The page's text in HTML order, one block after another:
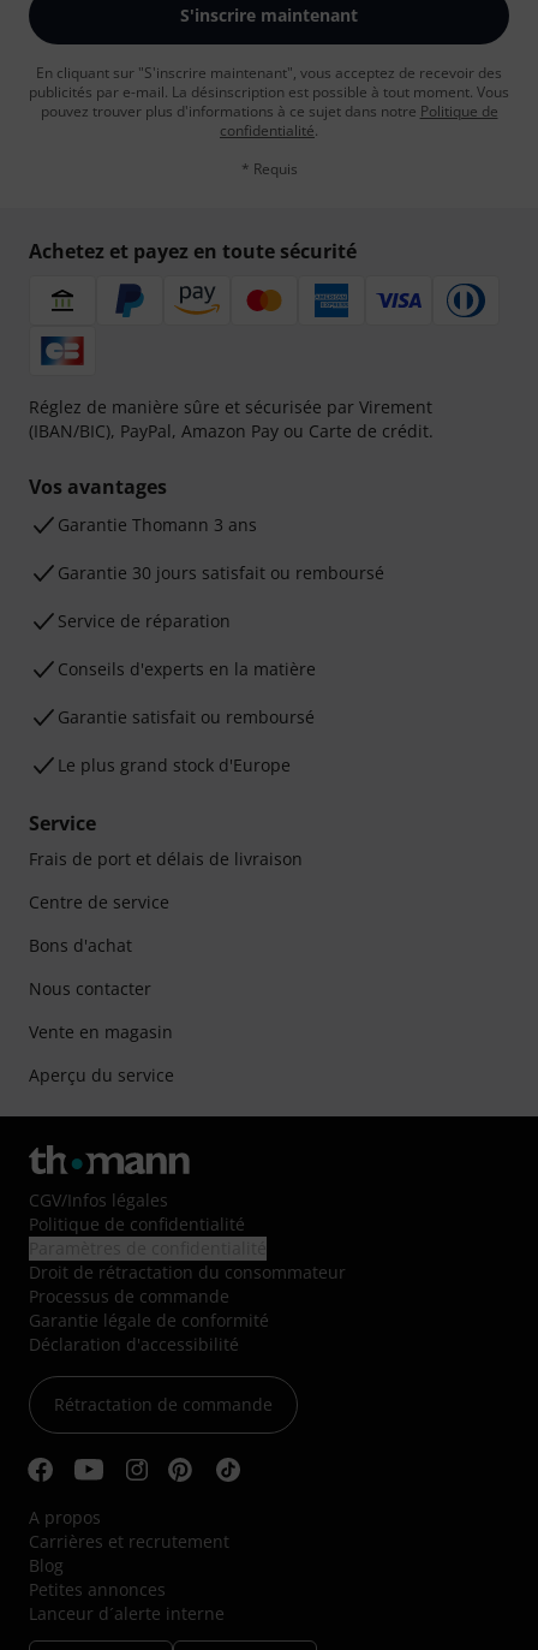
S'inscrire maintenant
En cliquant sur "S'inscrire maintenant", vous acceptez de recevoir des
publicités par e-mail. La désinscription est possible à tout moment. Vous
pouvez trouver plus d'informations à ce sujet dans notre Politique de
confidentialité.
* Requis
Achetez et payez en toute sécurité
Réglez de manière sûre et sécurisée par Virement
(IBAN/BIC), PayPal, Amazon Pay ou Carte de crédit.
Vos avantages
Ga­ran­tie Thomann 3 ans
Garantie 30 jours satisfait ou remboursé
Service de réparation
Conseils d'experts en la matière
Garantie satisfait ou remboursé
Le plus grand stock d'Europe
Service
Frais de port et délais de livraison
Centre de service
Bons d'achat
Nous contacter
Vente en magasin
Aperçu du service
CGV/Infos légales
Politique de confidentialité
Droit de rétractation du consommateur
Processus de commande
Garantie légale de conformité
Déclaration d'accessibilité
Rétractation de commande
A propos
Carrières et recrutement
Blog
Petites annonces
Lanceur d´alerte interne